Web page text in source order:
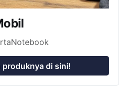
produknya di sini!